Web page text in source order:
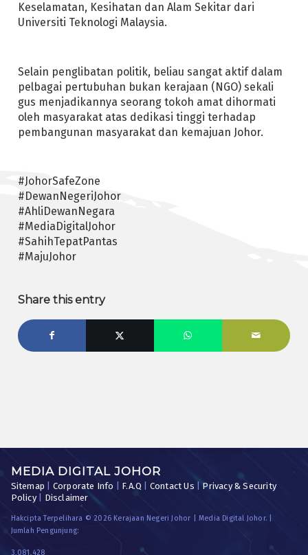
Keselamatan, Kesihatan dan Alam Sekitar dari
Universiti Teknologi Malaysia.
Selain penglibatan politik, beliau sangat aktif dalam
pelbagai pertubuhan bukan kerajaan (NGO) sekali
gus menjadikannya seorang tokoh amat dihormati
oleh masyarakat atas dedikasi tinggi terhadap
pembangunan masyarakat dan kemajuan Johor.
#JohorSafeZone
#DewanNegeriJohor
#AhliDewanNegara
#MediaDigitalJohor
#SahihTepatPantas
#MajuJohor
Share this entry
MEDIA DIGITAL JOHOR
Sitemap Corporate Info F.A.Q Contact Us |Privacy & Security
Policy| Disclaimer
Hakcipta Terpelihara © 2026 Kerajaan Negeri Johor | Media Digital Johor. |
Jumlah Pengunjung:
3,081,428